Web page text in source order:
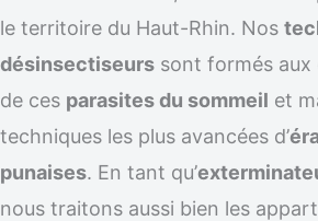
le territoire du Haut-Rhin. Nos
désinsectiseurs sont formés
de ces parasites du sommeil et
techniques les plus avancées d’
punaises. En tant qu’
nous traitons aussi bien les